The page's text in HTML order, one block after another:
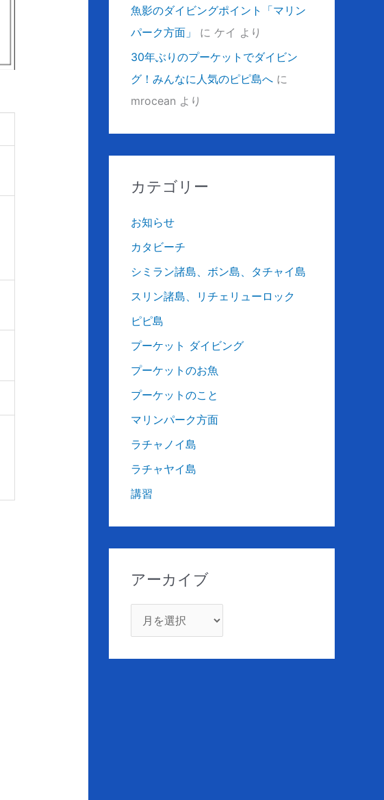
魚影のダイビングポイント「マリン
パーク方面」
に ケイ より
30年ぶりのプーケットでダイビン
グ！みんなに人気のピピ島へ に
mrocean より
カテゴリー
お知らせ
カタビーチ
シミラン諸島、ボン島、タチャイ島
スリン諸島、リチェリューロック
ピピ島
プーケット ダイビング
プーケットのお魚
プーケットのこと
マリンパーク方面
ラチャノイ島
ラチャヤイ島
講習
アーカイブ